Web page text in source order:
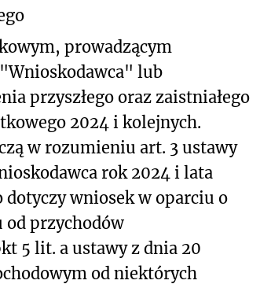
prowadzącym
lub
przyszłego oraz zaistniałego
2024 i kolejnych.
w rozumieniu art. 3 ustawy
rok 2024 i lata
wniosek w oparciu o
od przychodów
5 lit. a ustawy z dnia 20
od niektórych